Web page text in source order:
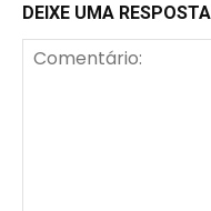
DEIXE UMA RESPOSTA